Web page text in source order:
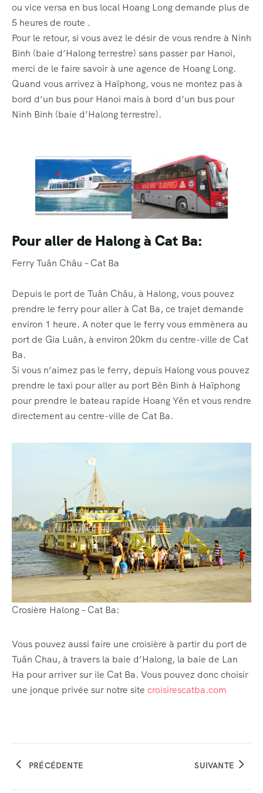
ou vice versa en bus local Hoang Long demande plus de
5 heures de route .
Pour le retour, si vous avez le désir de vous rendre à Ninh
Binh (baie d’Halong terrestre) sans passer par Hanoi,
merci de le faire savoir à une agence de Hoang Long.
Quand vous arrivez à Haïphong, vous ne montez pas à
bord d’un bus pour Hanoi mais à bord d’un bus pour
Ninh Binh (baie d’Halong terrestre).
Pour aller de Halong à Cat Ba:
Ferry Tuân Châu – Cat Ba
Depuis le port de Tuân Châu, à Halong, vous pouvez
prendre le ferry pour aller à Cat Ba, ce trajet demande
environ 1 heure. A noter que le ferry vous emmènera au
port de Gia Luân, à environ 20km du centre-ville de Cat
Ba.
Si vous n’aimez pas le ferry, depuis Halong vous pouvez
prendre le taxi pour aller au port Bên Binh à Haïphong
pour prendre le bateau rapide Hoang Yên et vous rendre
directement au centre-ville de Cat Ba.
Crosière Halong – Cat Ba:
Vous pouvez aussi faire une croisière à partir du port de
Tuân Chau, à travers la baie d’Halong, la baie de Lan
Ha pour arriver sur ile Cat Ba. Vous pouvez donc choisir
une jonque privée sur notre site croisirescatba.com
PRÉCÉDENTE SUIVANTE